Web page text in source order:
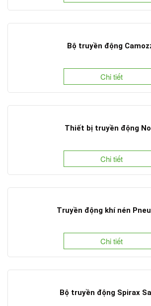
Bộ truyền động
Chi tiết
Thiết bị truyền động
Chi tiết
Truyền động khí nén
Chi tiết
Bộ truyền động Spirax